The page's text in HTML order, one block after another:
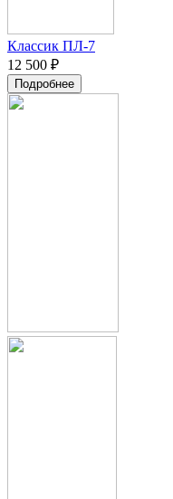
Классик ПЛ-7
12 500 ₽
Подробнее